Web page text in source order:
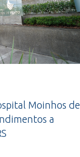
Moinhos de
a